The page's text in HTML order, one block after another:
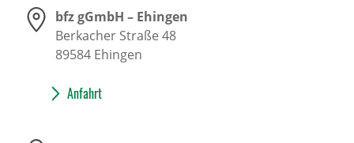
bfz gGmbH – Ehingen
Berkacher Straße 48
89584 Ehingen
Anfahrt